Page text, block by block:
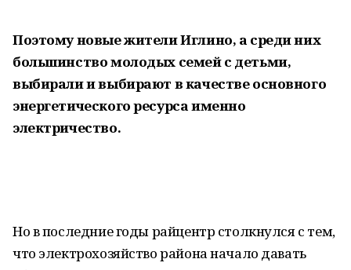
Поэтому новые жители Иглино, а среди них
большинство молодых семей с детьми,
выбирали и выбирают в качестве основного
энергетического ресурса именно
электричество.
Но в последние годы райцентр столкнулся с тем,
что электрохозяйство района начало давать